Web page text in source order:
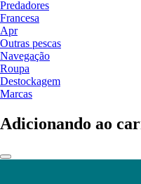
Predadores
Francesa
Apr
Outras pescas
Navegação
Roupa
Destockagem
Marcas
Adicionando ao